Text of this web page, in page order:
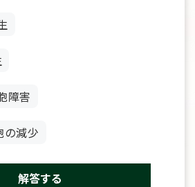
障害
の減少
解答する